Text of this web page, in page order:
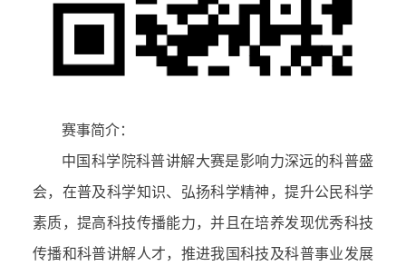
赛事简介：
中国科学院科普讲解大赛是影响力深远的科普盛
会，在普及科学知识、弘扬科学精神，提升公民科学
素质，提高科技传播能力，并且在培养发现优秀科技
传播和科普讲解人才，推进我国科技及科普事业发展